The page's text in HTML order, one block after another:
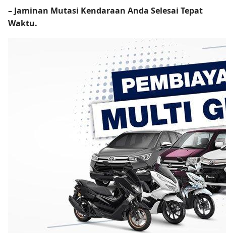
– Jaminan Mutasi Kendaraan Anda Selesai Tepat
Waktu.